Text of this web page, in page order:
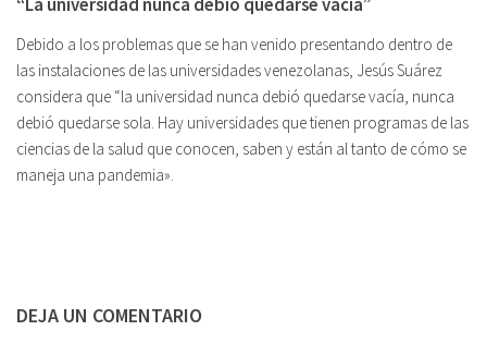
Debido a los problemas que se han venido presentando dentro de
las instalaciones de las universidades venezolanas, Jesús Suárez
considera que “la universidad nunca debió quedarse vacía, nunca
debió quedarse sola. Hay universidades que tienen programas de las
ciencias de la salud que conocen, saben y están al tanto de cómo se
maneja una pandemia».
DEJA UN COMENTARIO